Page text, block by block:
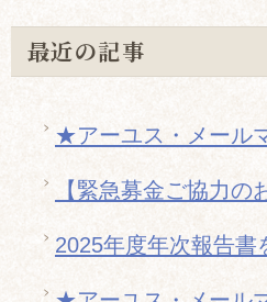
最近の記事
★アーユス・メール
【緊急募金ご協力
2025年度年次報告書